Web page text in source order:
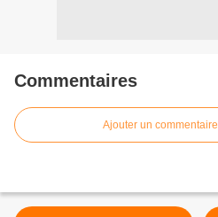
Commentaires
Ajouter un commentaire